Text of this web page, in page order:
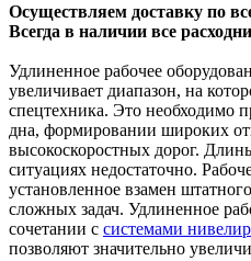
Осуществляем доставку по
Всегда в наличии все
Удлиненное рабочее
увеличивает диапазон, на
спецтехника. Это необходимо
дна, формировании широких
высокоскоростных дорог.
ситуациях недостаточно.
установленное взамен
сложных задач. Удлиненное
сочетании с системами
позволяют значительно